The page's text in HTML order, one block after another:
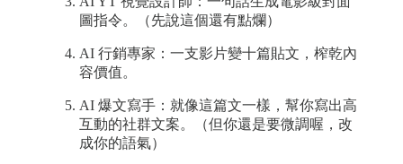
圖指令。（先說這個還有點爛）
AI 行銷專家：一支影片變十篇貼文，榨乾內
容價值。
AI 爆文寫手：就像這篇文一樣，幫你寫出高
互動的社群文案。（但你還是要微調喔，改
成你的語氣）